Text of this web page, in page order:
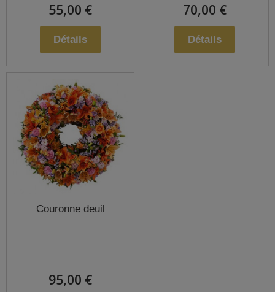
55,00 €
Détails
70,00 €
Détails
Couronne deuil
95,00 €